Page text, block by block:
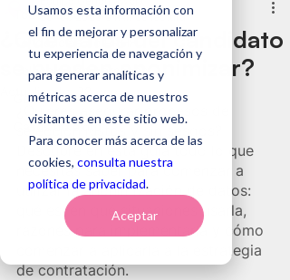
Usamos esta información con
el fin de mejorar y personalizar
tu experiencia de navegación y
para generar analíticas y
métricas acerca de nuestros
visitantes en este sitio web.
Para conocer más acerca de las
cookies, consulta nuestra
política de privacidad.
Aceptar
Todas las entradas
Tendencias de RRHH
Selección de personas
Genomawork
Casos de éxito
¿Qué datos del candidato
se pueden anonimizar?
23 feb 2023 9 min de lectura
Actualizado:
¿Quieres asegurar procesos de
Descubre en esta guía todo lo que
necesitas saber para comenzar a
utilizar la anonimización de datos:
qué es, en qué situaciones usarla,
razones para implementarla y cómo
comenzar a aplicarla a la estrategia
de contratación.